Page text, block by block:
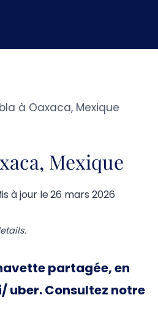
à Oaxaca, Mexique
Mexique
à jour le26 mars 2026
partagée, en
uber. Consultez notre